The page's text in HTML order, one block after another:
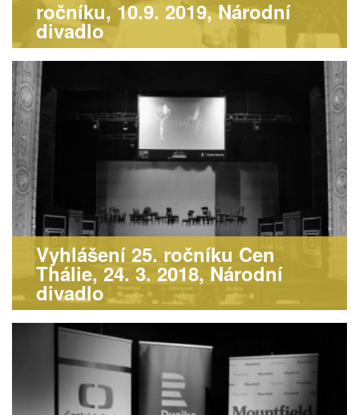
ročníku, 10.9. 2019, Národní
divadlo
Vyhlášení 25. ročníku Cen
Thálie, 24. 3. 2018, Národní
divadlo